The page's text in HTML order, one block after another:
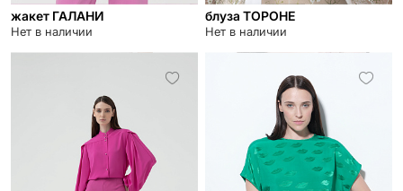
жакет ГАЛАНИ
Нет в наличии
блуза ТОРОНЕ
Нет в наличии